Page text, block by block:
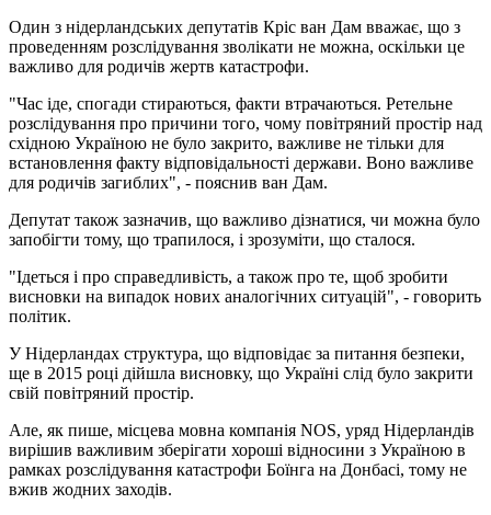
Один з нідерландських депутатів Кріс ван Дам вважає, що з
проведенням розслідування зволікати не можна, оскільки це
важливо для родичів жертв катастрофи.
"Час іде, спогади стираються, факти втрачаються. Ретельне
розслідування про причини того, чому повітряний простір над
східною Україною не було закрито, важливе не тільки для
встановлення факту відповідальності держави. Воно важливе
для родичів загиблих", - пояснив ван Дам.
Депутат також зазначив, що важливо дізнатися, чи можна було
запобігти тому, що трапилося, і зрозуміти, що сталося.
"Ідеться і про справедливість, а також про те, щоб зробити
висновки на випадок нових аналогічних ситуацій", - говорить
політик.
У Нідерландах структура, що відповідає за питання безпеки,
ще в 2015 році дійшла висновку, що Україні слід було закрити
свій повітряний простір.
Але, як пише, місцева мовна компанія NOS, уряд Нідерландів
вирішив важливим зберігати хороші відносини з Україною в
рамках розслідування катастрофи Боїнга на Донбасі, тому не
вжив жодних заходів.